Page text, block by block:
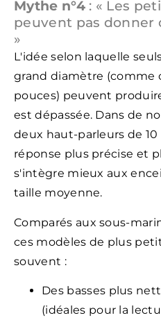
Mythe n°4: « Les
peuvent pas donner
»
L'idée selon laquelle
grand diamètre (comme
pouces) peuvent
est dépassée. Dans de
deux haut-parleurs de
réponse plus précise et
s'intègre mieux aux
taille moyenne.
Comparés aux sous-
ces modèles de plus
souvent :
Des basses plus
(idéales pour la